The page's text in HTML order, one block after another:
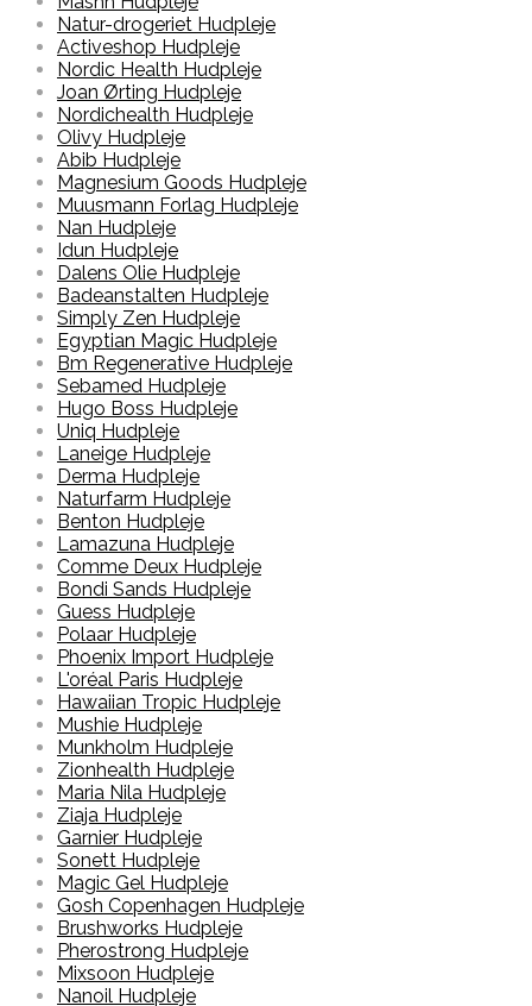
Natur-drogeriet Hudpleje
Activeshop Hudpleje
Nordic Health Hudpleje
Joan Ørting Hudpleje
Nordichealth Hudpleje
Olivy Hudpleje
Abib Hudpleje
Magnesium Goods Hudpleje
Muusmann Forlag Hudpleje
Nan Hudpleje
Idun Hudpleje
Dalens Olie Hudpleje
Badeanstalten Hudpleje
Simply Zen Hudpleje
Egyptian Magic Hudpleje
Bm Regenerative Hudpleje
Sebamed Hudpleje
Hugo Boss Hudpleje
Uniq Hudpleje
Laneige Hudpleje
Derma Hudpleje
Naturfarm Hudpleje
Benton Hudpleje
Lamazuna Hudpleje
Comme Deux Hudpleje
Bondi Sands Hudpleje
Guess Hudpleje
Polaar Hudpleje
Phoenix Import Hudpleje
L'oréal Paris Hudpleje
Hawaiian Tropic Hudpleje
Mushie Hudpleje
Munkholm Hudpleje
Zionhealth Hudpleje
Maria Nila Hudpleje
Ziaja Hudpleje
Garnier Hudpleje
Sonett Hudpleje
Magic Gel Hudpleje
Gosh Copenhagen Hudpleje
Brushworks Hudpleje
Pherostrong Hudpleje
Mixsoon Hudpleje
Nanoil Hudpleje